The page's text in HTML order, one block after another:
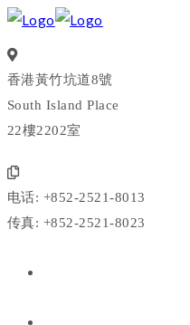
香港黃竹坑道8號
South Island Place
22樓2202室
电话: +852-2521-8013
传真: +852-2521-8023